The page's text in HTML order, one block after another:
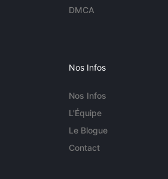
DMCA
Nos Infos
Nos Infos
L'Équipe
Le Blogue
Contact